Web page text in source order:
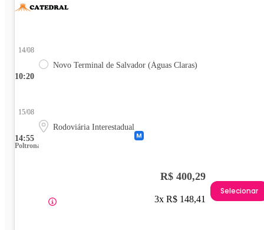
10:20
14/08
Novo Terminal de Salvador (Águas Claras)
14:55
15/08
Rodoviária Interestadual
Poltrona
R$ 400,29
3x R$ 148,41
Selecionar